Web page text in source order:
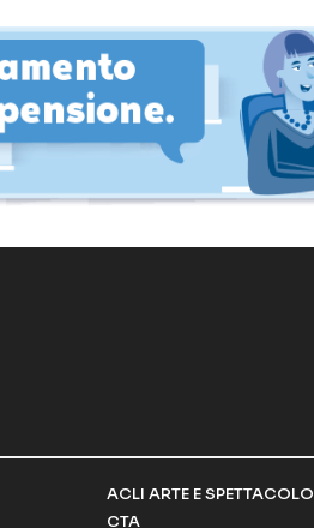
ACLI ARTE E SPETTACOLO
CTA